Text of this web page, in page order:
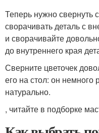
Теперь нужно свернуть
сворачивать деталь с
и сворачивайте
до внутреннего края
Сверните цветочек
его на стол: он немного
натурально.
, читайте в подборке